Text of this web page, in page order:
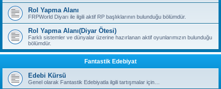
Rol Yapma Alanı
FRPWorld Diyarı ile ilgili aktif RP başlıklarının bulunduğu bölümdür.
Rol Yapma Alanı(Diyar Ötesi)
Farklı sistemler ve dünyalar üzerine hazırlanan aktif oyunlarımızın bulunduğu
bölümdür.
Fantastik Edebiyat
Edebi Kürsü
Genel olarak Fantastik Edebiyatla ilgili tartışmalar için…